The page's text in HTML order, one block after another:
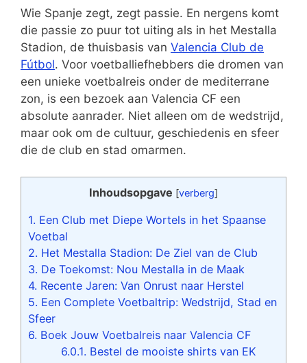
Wie Spanje zegt, zegt passie. En nergens komt
die passie zo puur tot uiting als in het Mestalla
Stadion, de thuisbasis van Valencia Club de
Fútbol. Voor voetballiefhebbers die dromen van
een unieke voetbalreis onder de mediterrane
zon, is een bezoek aan Valencia CF een
absolute aanrader. Niet alleen om de wedstrijd,
maar ook om de cultuur, geschiedenis en sfeer
die de club en stad omarmen.
Inhoudsopgave [verberg]
1. Een Club met Diepe Wortels in het Spaanse
Voetbal
2. Het Mestalla Stadion: De Ziel van de Club
3. De Toekomst: Nou Mestalla in de Maak
4. Recente Jaren: Van Onrust naar Herstel
5. Een Complete Voetbaltrip: Wedstrijd, Stad en
Sfeer
6. Boek Jouw Voetbalreis naar Valencia CF
6.0.1. Bestel de mooiste shirts van EK